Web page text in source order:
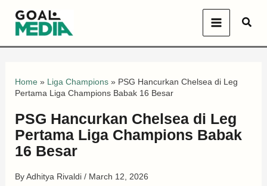
Home» Liga Champions» PSG Hancurkan Chelsea di Leg
Pertama Liga Champions Babak 16 Besar
PSG Hancurkan Chelsea di Leg
Pertama Liga Champions Babak
16 Besar
ByAdhitya Rivaldi / March 12, 2026